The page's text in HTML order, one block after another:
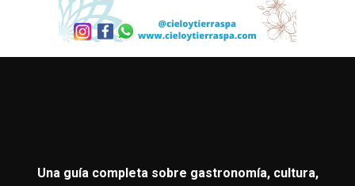
Una guía completa sobre gastronomía, cultura,